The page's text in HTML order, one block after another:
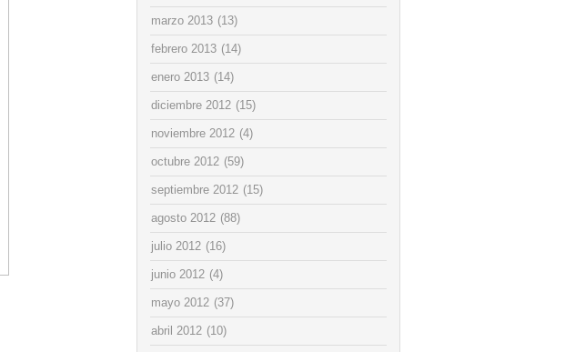
marzo 2013 (13)
febrero 2013 (14)
enero 2013 (14)
diciembre 2012 (15)
noviembre 2012 (4)
octubre 2012 (59)
septiembre 2012 (15)
agosto 2012 (88)
julio 2012 (16)
junio 2012 (4)
mayo 2012 (37)
abril 2012 (10)